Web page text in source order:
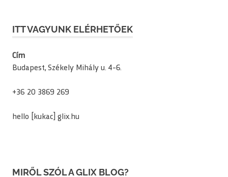
ITT VAGYUNK ELÉRHETŐEK
Cím
Budapest, Székely Mihály u. 4-6.
+36 20 3869 269
hello [kukac] glix.hu
MIRŐL SZÓL A GLIX BLOG?